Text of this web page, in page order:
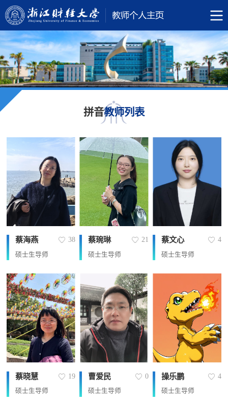
拼音教师列表
蔡海燕 38
硕士生导师
蔡琬琳 21
硕士生导师
蔡文心 4
硕士生导师
蔡晓慧 19
硕士生导师
曹爱民 0
硕士生导师
操乐鹏 4
硕士生导师